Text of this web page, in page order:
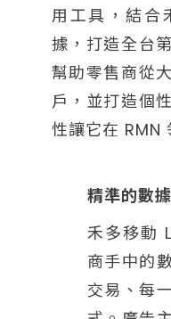
用工具，結合
據，打造全台
幫助零售商從
戶，並打造個
性讓它在 RMN
精準的數
禾多移動
商手中的
交易、每